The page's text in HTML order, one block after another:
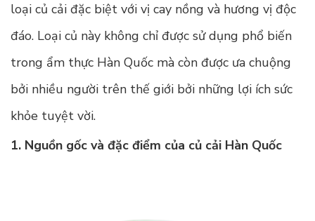
loại củ cải đặc biệt với vị cay nồng và hương vị độc
đáo. Loại củ này không chỉ được sử dụng phổ biến
trong ẩm thực Hàn Quốc mà còn được ưa chuộng
bởi nhiều người trên thế giới bởi những lợi ích sức
khỏe tuyệt vời.
1. Nguồn gốc và đặc điểm của củ cải Hàn Quốc